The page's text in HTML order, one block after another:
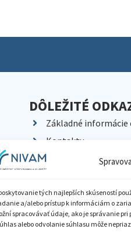
tých najlepších skúseností
a/alebo prístup k informáciám o
spracovávať údaje, ako je správanie
alebo odvolanie súhlasu môže
DÔLEŽITÉ
Základné informácie
Kontakty
Kariéra
Pracoviská NIVaM
Dokumenty
Knižnica